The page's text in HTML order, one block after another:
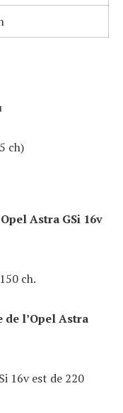
ch)
Astra GSi 16v
ch.
de l’Opel Astra
16v est de 220